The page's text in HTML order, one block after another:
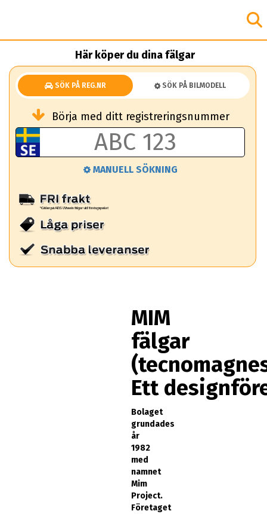
Här köper du dina fälgar
SÖK PÅ REG.NR SÖK PÅ BILMODELL
Börja med ditt registreringsnummer
MANUELL SÖKNING
MIM
fälgar
Ett
Bolaget
grundades
år
1982
med
namnet
Mim
Project.
Företaget